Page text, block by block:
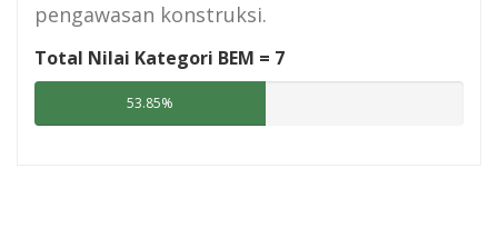
pengawasan konstruksi.
Total Nilai Kategori BEM = 7
53.85%